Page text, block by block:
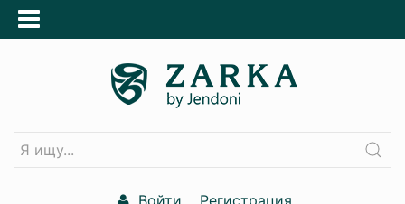
Войти Регистрация